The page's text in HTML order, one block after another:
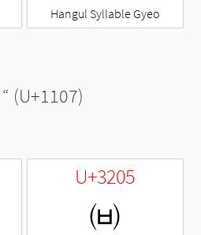
Hangul Syllable Gyeo
“ (U+1107)
U+3205
㈅